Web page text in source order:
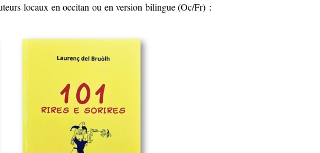
locaux en occitan ou en version bilingue (Oc/Fr) :